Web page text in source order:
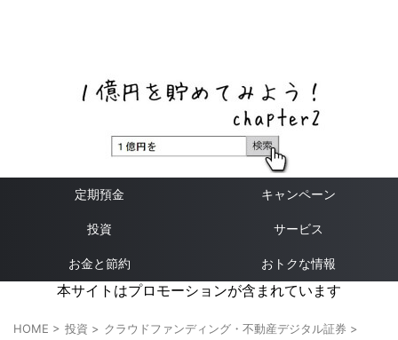
定期預金 キャンペーン
投資 サービス
お金と節約 おトクな情報
本サイトはプロモーションが含まれています
HOME > 投資 > クラウドファンディング・不動産デジタル証券 >